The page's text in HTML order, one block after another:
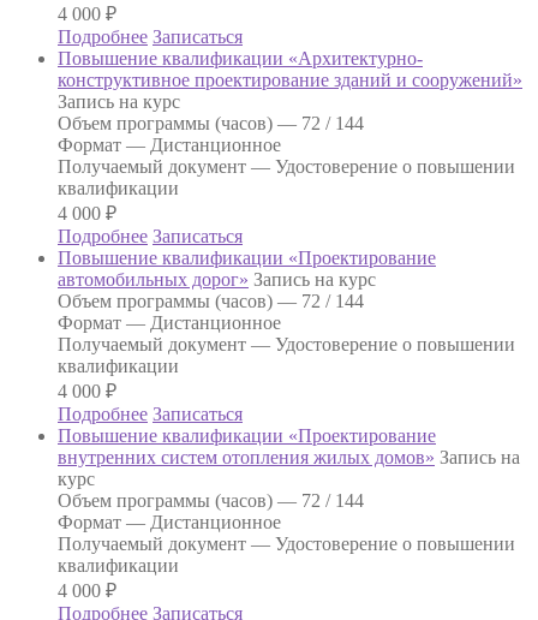
4 000 ₽
Подробнее Записаться
Повышение квалификации «Архитектурно-
конструктивное проектирование зданий и сооружений»
Запись на курс
Объем программы (часов) — 72 / 144
Формат — Дистанционное
Получаемый документ — Удостоверение о повышении
квалификации
4 000 ₽
Подробнее Записаться
Повышение квалификации «Проектирование
автомобильных дорог» Запись на курс
Объем программы (часов) — 72 / 144
Формат — Дистанционное
Получаемый документ — Удостоверение о повышении
квалификации
4 000 ₽
Подробнее Записаться
Повышение квалификации «Проектирование
внутренних систем отопления жилых домов» Запись на
курс
Объем программы (часов) — 72 / 144
Формат — Дистанционное
Получаемый документ — Удостоверение о повышении
квалификации
4 000 ₽
Подробнее Записаться